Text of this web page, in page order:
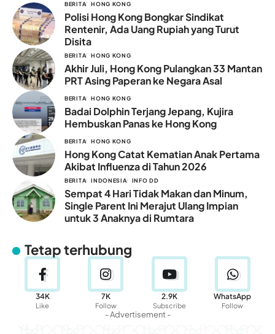
BERITA HONG KONG
Polisi Hong Kong Bongkar Sindikat
Rentenir, Ada Uang Rupiah yang Turut
Disita
BERITA HONG KONG
Akhir Juli, Hong Kong Pulangkan 33 Mantan
PRT Asing Paperan ke Negara Asal
BERITA HONG KONG
Badai Dolphin Terjang Jepang, Kujira
Hembuskan Panas ke Hong Kong
BERITA HONG KONG
Hong Kong Catat Kematian Anak Pertama
Akibat Influenza di Tahun 2026
BERITA INDONESIA INFO DD
Sempat 4 Hari Tidak Makan dan Minum,
Single Parent Ini Merajut Ulang Impian
untuk 3 Anaknya di Rumtara
Tetap terhubung
34K
Like
7K
Follow
2.9K
Subscribe
WhatsApp
Follow
- Advertisement -